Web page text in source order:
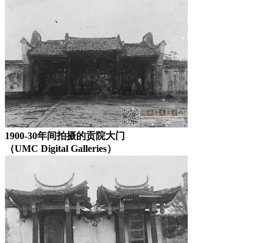
1900-30年间拍摄的贡院大门
（UMC Digital Galleries）